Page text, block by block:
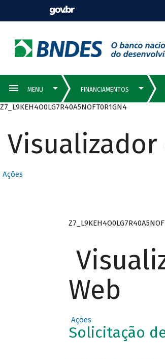
Z7_L9KEH4O0LG7R40A5NOFT0R1GN4
Visualizador
Ações
Web
Ações
Solicitação